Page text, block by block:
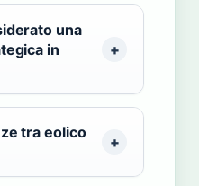
una
in
tra eolico